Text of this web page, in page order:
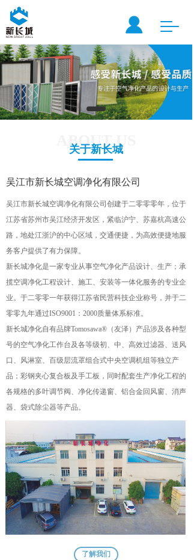
T
l
e
v
n
ABOUT US
关于新长城
吴江市新长城空调净化有限公司创建于二零零零年，位于
江苏省苏州市吴江经济开发区，紧临沪宁、苏嘉杭高速公
路，地处江浙沪的中心区域，交通便捷，为高效便捷地服
务客户提供了有力保障。
新长城净化是一家专业从事空气净化产品设计、生产；承
揽空调净化工程设计、施工、安装等一体化服务的专业企
业。于二零零一年获得江苏省民营科技企业称号，并于二
零零九年通过ISO9001：2000质量体系标准。
新长城净化自有品牌Tomosawa®（友泽）产品涉及各种型
号的空气净化工作台及各等级初、中、高效过滤器、送风
口、风淋室、百级层流罩组合式中央空调机组等独立产
品；彩钢夹心复合板及手工板，同时配套生产净化工程的
各规格的多叶调节阀、净化传递窗、铝合金回风窗、消声
器、袋式除尘器等产品。
吴江市新长城空调净化有限公司
了解我们